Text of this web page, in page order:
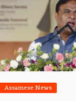
Assamese News